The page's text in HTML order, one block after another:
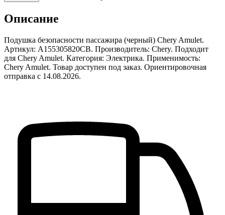
Описание
Подушка безопасности пассажира (черный) Chery Amulet.
Артикул: A155305820CB. Производитель: Chery. Подходит
для Chery Amulet. Категория: Электрика. Применимость:
Chery Amulet. Товар доступен под заказ. Ориентировочная
отправка с 14.08.2026.